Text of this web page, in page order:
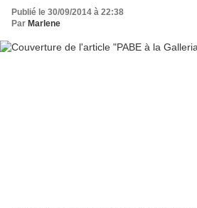
Publié le 30/09/2014 à 22:38
Par Marlene